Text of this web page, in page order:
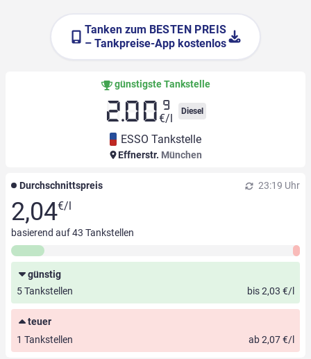
Tanken zum BESTEN PREIS
– Tankpreise-App kostenlos
günstigste Tankstelle
2.00 9
€/l
Diesel
ESSO Tankstelle
Effnerstr. München
Durchschnittspreis 23:19 Uhr
2,04€/l
basierend auf43 Tankstellen
günstig
5 Tankstellen
bis 2,03 €/l
teuer
1 Tankstellen
ab 2,07 €/l